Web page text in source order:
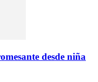
desde niña